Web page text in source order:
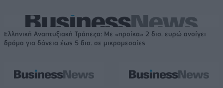
Ελληνική Αναπτυξιακή Τράπεζα: Με «προίκα» 2 δισ. ευρώ ανοίγει
δρόμο για δάνεια έως 5 δισ. σε μικρομεσαίες